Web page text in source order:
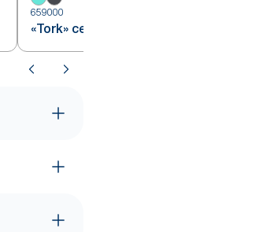
659000
«Tork» centra padeves dozators